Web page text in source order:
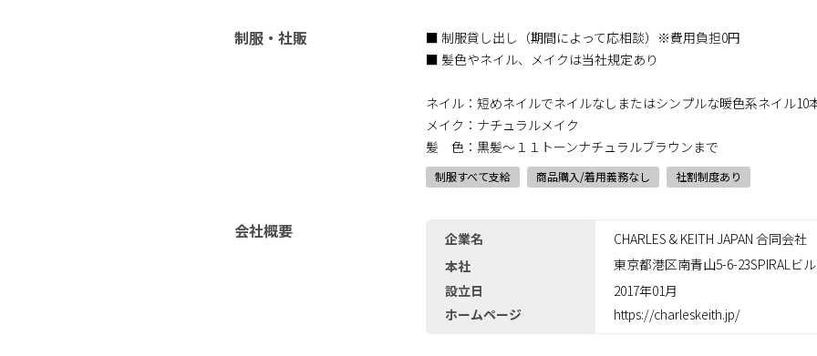
制服・社販
■ 制服貸し出し（期間によって応相談）※費用負担0円
■ 髪色やネイル、メイクは当社規定あり
ネイル：短めネイルでネイルなしまたはシンプルな暖色系ネイル10
メイク：ナチュラルメイク
髪 色：黒髪～１１トーンナチュラルブラウンまで
制服すべて支給 商品購入/着用義務なし 社割制度あり
会社概要 企業名
CHARLES & KEITH JAPAN 合同会社
本社
東京都港区南青山5-6-23SPIRALビ
設立日
2017年01月
ホームページ
https://charleskeith.jp/